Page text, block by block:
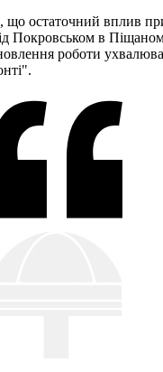
що остаточний вплив
Покровськом в
роботи